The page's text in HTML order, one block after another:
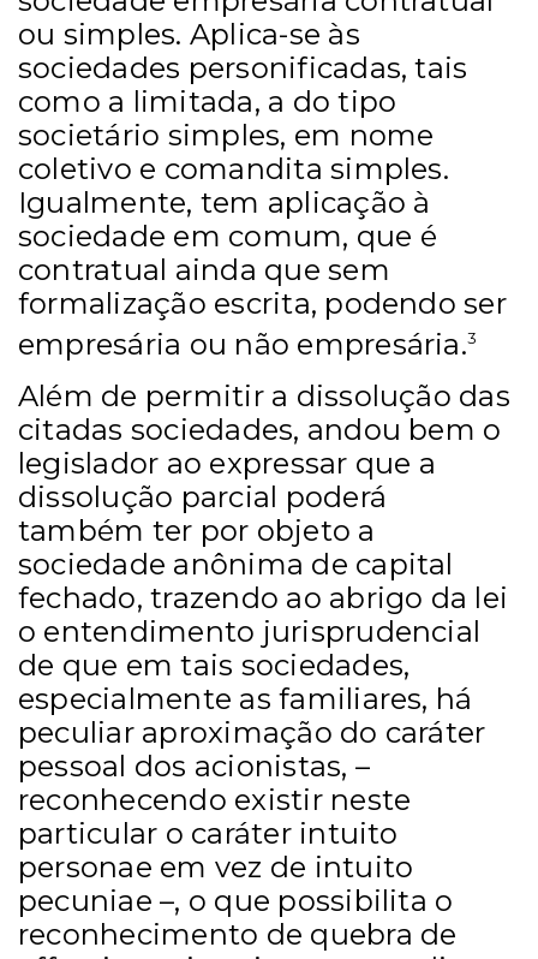
ou simples. Aplica-se às
sociedades personificadas, tais
como a limitada, a do tipo
societário simples, em nome
coletivo e comandita simples.
Igualmente, tem aplicação à
sociedade em comum, que é
contratual ainda que sem
formalização escrita, podendo ser
empresária ou não empresária.3
Além de permitir a dissolução das
citadas sociedades, andou bem o
legislador ao expressar que a
dissolução parcial poderá
também ter por objeto a
sociedade anônima de capital
fechado, trazendo ao abrigo da lei
o entendimento jurisprudencial
de que em tais sociedades,
especialmente as familiares, há
peculiar aproximação do caráter
pessoal dos acionistas, –
reconhecendo existir neste
particular o caráter intuito
personae em vez de intuito
pecuniae –, o que possibilita o
reconhecimento de quebra de